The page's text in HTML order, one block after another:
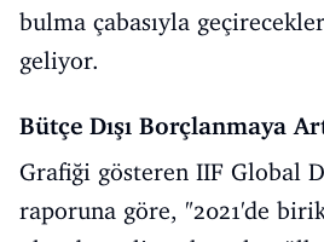
bulma çabasıyla
geliyor.
Bütçe Dışı Borçlanmaya
Grafiği gösteren IIF Global
raporuna göre, "2021'de